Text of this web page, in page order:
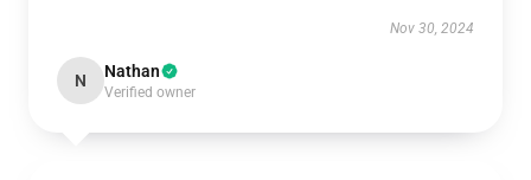
Nov 30, 2024
N Nathan
Verified owner